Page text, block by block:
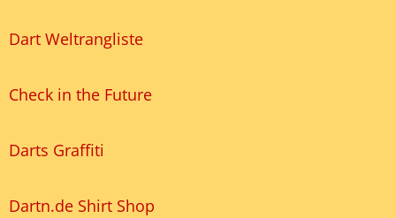
Dart Weltrangliste
Check in the Future
Darts Graffiti
Dartn.de Shirt Shop